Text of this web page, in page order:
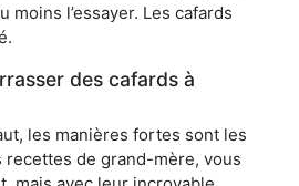
moins l’essayer. Les cafards
des cafards à
les manières fortes sont les
recettes de grand-mère, vous